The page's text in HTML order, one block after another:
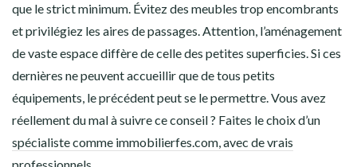
que le strict minimum. Évitez des meubles trop encombrants
et privilégiez les aires de passages. Attention, l’aménagement
de vaste espace diffère de celle des petites superficies. Si ces
dernières ne peuvent accueillir que de tous petits
équipements, le précédent peut se le permettre. Vous avez
réellement du mal à suivre ce conseil ? Faites le choix d’un
spécialiste comme immobilierfes.com, avec de vrais